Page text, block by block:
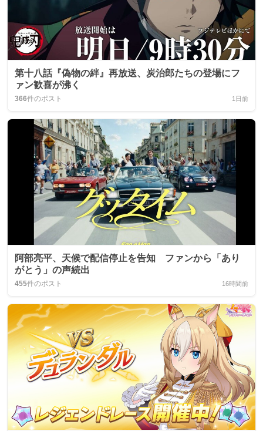
第十八話『偽物の絆』再放送、炭治郎たちの登場にフ
ァン歓喜が沸く
366件のポスト 1日前
阿部亮平、天候で配信停止を告知 ファンから「あり
がとう」の声続出
455件のポスト 16時間前